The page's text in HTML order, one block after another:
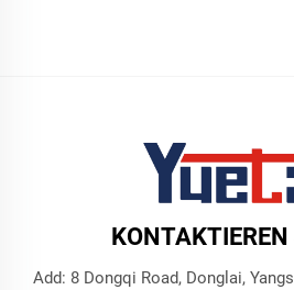
Add: 8 Dongqi Road, Donglai,